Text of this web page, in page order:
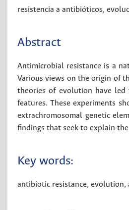
resistencia a antibióticos,
Abstract
Antimicrobial resistance is a
Various views on the origin of
theories of evolution have led
features. These experiments
extrachromosomal genetic
findings that seek to explain
Key words:
antibiotic resistance, evolution,